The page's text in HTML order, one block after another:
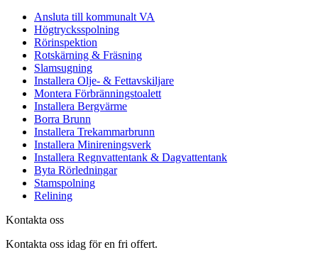
Ansluta till kommunalt VA
Högtrycksspolning
Rörinspektion
Rotskärning & Fräsning
Slamsugning
Installera Olje- & Fettavskiljare
Montera Förbränningstoalett
Installera Bergvärme
Borra Brunn
Installera Trekammarbrunn
Installera Minireningsverk
Installera Regnvattentank & Dagvattentank
Byta Rörledningar
Stamspolning
Relining
Kontakta oss
Kontakta oss idag för en fri offert.